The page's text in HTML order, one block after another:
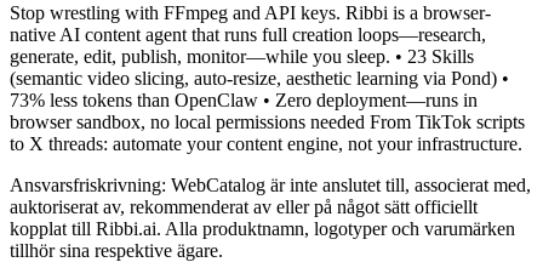
Stop wrestling with FFmpeg and API keys. Ribbi is a browser-
native AI content agent that runs full creation loops—research,
generate, edit, publish, monitor—while you sleep. • 23 Skills
(semantic video slicing, auto-resize, aesthetic learning via Pond) •
73% less tokens than OpenClaw • Zero deployment—runs in
browser sandbox, no local permissions needed From TikTok scripts
to X threads: automate your content engine, not your infrastructure.
Ansvarsfriskrivning: WebCatalog är inte anslutet till, associerat med,
auktoriserat av, rekommenderat av eller på något sätt officiellt
kopplat till Ribbi.ai. Alla produktnamn, logotyper och varumärken
tillhör sina respektive ägare.